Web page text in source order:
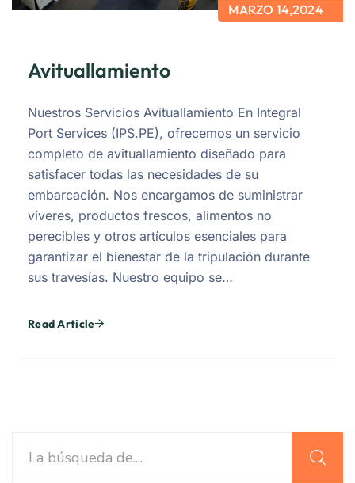
MARZO 14,2024
Avituallamiento
Nuestros Servicios Avituallamiento En Integral
Port Services (IPS.PE), ofrecemos un servicio
completo de avituallamiento diseñado para
satisfacer todas las necesidades de su
embarcación. Nos encargamos de suministrar
víveres, productos frescos, alimentos no
perecibles y otros artículos esenciales para
garantizar el bienestar de la tripulación durante
sus travesías. Nuestro equipo se…
Read Article